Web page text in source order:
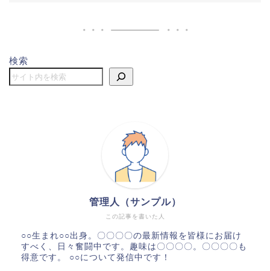
検索
この記事を書いた人
管理人（サンプル）
○○生まれ○○出身。〇〇〇〇の最新情報を皆様にお届け
すべく、日々奮闘中です。趣味は〇〇〇〇。〇〇〇〇も
得意です。 ○○について発信中です！